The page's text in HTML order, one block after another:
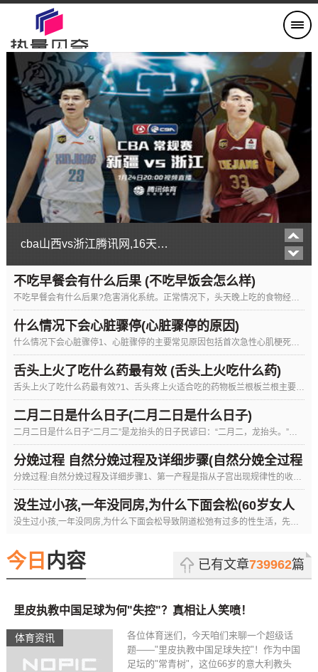
cba山西vs浙江腾讯网,16天内完成双杀,山西男篮赢球不靠运气,“缺脑”残阵专克浙江
火箭队今天与太阳比赛,怎样看待火箭与太阳比赛时的冲突?
不吃早餐会有什么后果 (不吃早饭会怎么样)
不吃早餐会有什么后果?危害消化系统。正常情况下，头天晚上吃的食物经过六小左右就从胃里排空进入肠道。第二天若不
什么情况下会心脏骤停(心脏骤停的原因)
什么情况下会心脏骤停1、心脏骤停的主要常见原因包括首次急性心肌梗死，严重高钾血症或低钾血症等电解质紊乱引起的
舌头上火了吃什么药最有效 (舌头上火吃什么药)
舌头上火了吃什么药最有效?1、舌头疼上火适合吃的药物板兰根板兰根主要治疗急性扁桃体炎、流行性感冒、咽喉
二月二日是什么日子(二月二日是什么日子)
二月二日是什么日子“二月二”是龙抬头的日子民谚曰：“二月二，龙抬头。”农历二月初二前后是廿四节气之一的惊蛰
分娩过程 自然分娩过程及详细步骤(自然分娩全过程
视频的简单介绍)
分娩过程:自然分娩过程及详细步骤1、第一产程是指从子宫出现规律性的收缩开始，直到子宫口全开为止，是分娩最长的
没生过小孩,一年没同房,为什么下面会松(60岁女人
下面会很松吗)
没生过小孩,一年没同房,为什么下面会松导致阴道松弛有过多的性生活，先天阴道宽阔，生育后恢复不良，及憋大小便等
今日 内容 已有文章739962篇
体育资讯
里皮执教中国足球为何"失控"？真相让人笑喷！
各位体育迷们，今天咱们来聊一个超级话
题——"里皮执教中国足球失控"！作为中国
足坛的"常青树"，这位66岁的意大利教头